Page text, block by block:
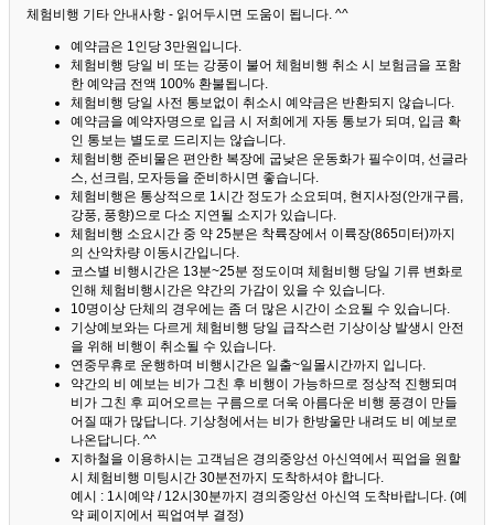
체험비행 기타 안내사항 - 읽어두시면 도움이 됩니다. ^^
예약금은 1인당 3만원입니다.
체험비행 당일 비 또는 강풍이 불어 체험비행 취소 시 보험금을 포함
한 예약금 전액 100% 환불됩니다.
체험비행 당일 사전 통보없이 취소시 예약금은 반환되지 않습니다.
예약금을 예약자명으로 입금 시 저희에게 자동 통보가 되며, 입금 확
인 통보는 별도로 드리지는 않습니다.
체험비행 준비물은 편안한 복장에 굽낮은 운동화가 필수이며, 선글라
스, 선크림, 모자등을 준비하시면 좋습니다.
체험비행은 통상적으로 1시간 정도가 소요되며, 현지사정(안개구름,
강풍, 풍향)으로 다소 지연될 소지가 있습니다.
체험비행 소요시간 중 약 25분은 착륙장에서 이륙장(865미터)까지
의 산악차량 이동시간입니다.
코스별 비행시간은 13분~25분 정도이며 체험비행 당일 기류 변화로
인해 체험비행시간은 약간의 가감이 있을 수 있습니다.
10명이상 단체의 경우에는 좀 더 많은 시간이 소요될 수 있습니다.
기상예보와는 다르게 체험비행 당일 급작스런 기상이상 발생시 안전
을 위해 비행이 취소될 수 있습니다.
연중무휴로 운행하며 비행시간은 일출~일몰시간까지 입니다.
약간의 비 예보는 비가 그친 후 비행이 가능하므로 정상적 진행되며
비가 그친 후 피어오르는 구름으로 더욱 아름다운 비행 풍경이 만들
어질 때가 많답니다. 기상청에서는 비가 한방울만 내려도 비 예보로
나온답니다. ^^
지하철을 이용하시는 고객님은 경의중앙선 아신역에서 픽업을 원할
시 체험비행 미팅시간 30분전까지 도착하셔야 합니다.
예시 : 1시예약 / 12시30분까지 경의중앙선 아신역 도착바랍니다. (예
약 페이지에서 픽업여부 결정)